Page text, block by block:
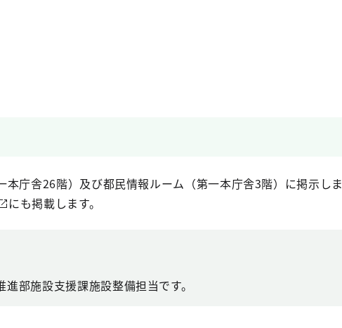
庁舎26階）及び都民情報ルーム（第一本庁舎3階）に掲示しま
にも掲載します。
部施設支援課施設整備担当です。